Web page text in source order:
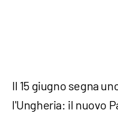
Il 15 giugno segna
l'Ungheria: il nuovo